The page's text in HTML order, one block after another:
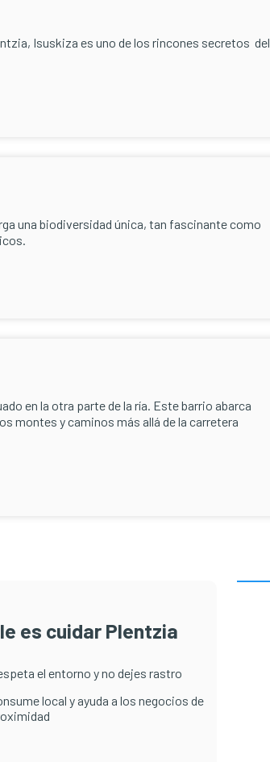
Isuskiza es uno de los rincones secretos del
una biodiversidad única, tan fascinante como
en la otra parte de la ría. Este barrio abarca
montes y caminos más allá de la carretera
es cuidar Plentzia
el entorno y no dejes rastro
local y ayuda a los negocios de